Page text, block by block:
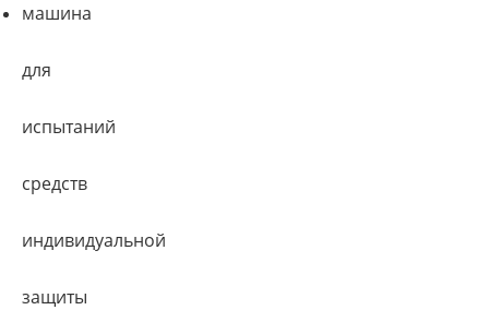
машина
для
испытаний
средств
индивидуальной
защиты